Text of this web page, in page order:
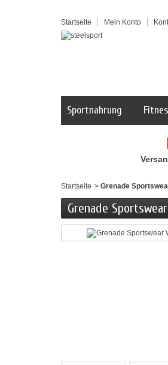
Startseite Mein Konto
Sportnahrung
Startseite > Grenade
Grenade